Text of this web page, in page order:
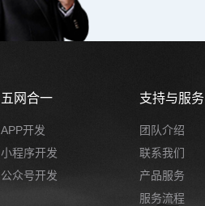
五网合一
APP开发
小程序开发
公众号开发
支持与服务
团队介绍
联系我们
产品服务
服务流程